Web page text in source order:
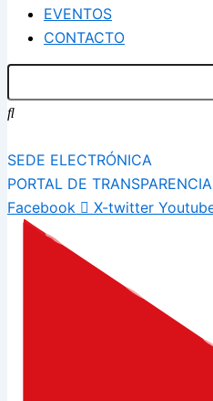
EVENTOS
CONTACTO
SEDE ELECTRÓNICA
PORTAL DE TRANSPARENCIA
Facebook
X-twitter